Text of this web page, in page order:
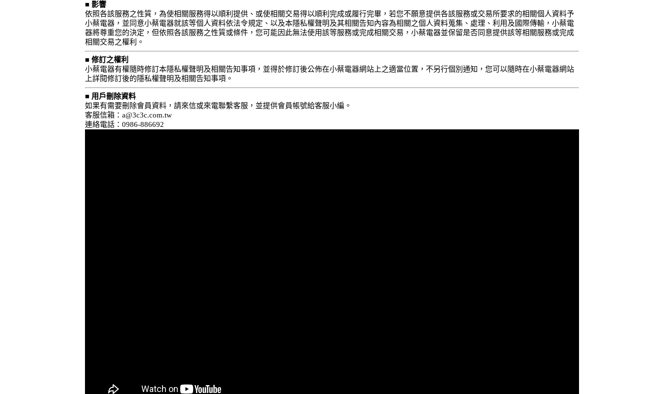
■ 影響
依照各該服務之性質，為使相關服務得以順利提供、或使相關交易得以順利完成或履行完畢，若您不願意提供各該服務或交易所要求的相關個人資料予
小蔡電器，並同意小蔡電器就該等個人資料依法令規定、以及本隱私權聲明及其相關告知內容為相關之個人資料蒐集、處理、利用及國際傳輸，小蔡電
器將尊重您的決定，但依照各該服務之性質或條件，您可能因此無法使用該等服務或完成相關交易，小蔡電器並保留是否同意提供該等相關服務或完成
相關交易之權利。
■ 修訂之權利
小蔡電器有權隨時修訂本隱私權聲明及相關告知事項，並得於修訂後公佈在小蔡電器網站上之適當位置，不另行個別通知，您可以隨時在小蔡電器網站
上詳閱修訂後的隱私權聲明及相關告知事項。
■ 用戶刪除資料
如果有需要刪除會員資料，請來信或來電聯繫客服，並提供會員帳號給客服小編。
客服信箱： a@3c3c.com.tw
連絡電話：0986-886692